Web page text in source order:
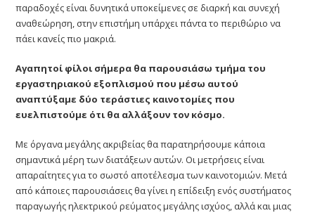
παραδοχές είναι δυνητικά υποκείμενες σε διαρκή και συνεχή
αναθεώρηση, στην επιστήμη υπάρχει πάντα το περιθώριο να
πάει κανείς πιο μακριά.
Αγαπητοί φίλοι σήμερα θα παρουσιάσω τμήμα του
εργαστηριακού εξοπλισμού που μέσω αυτού
αναπτύξαμε δύο τεράστιες καινοτομίες που
ευελπιστούμε ότι θα αλλάξουν τον κόσμο.
Με όργανα μεγάλης ακριβείας θα παρατηρήσουμε κάποια
σημαντικά μέρη των διατάξεων αυτών. Οι μετρήσεις είναι
απαραίτητες για το σωστό αποτέλεσμα των καινοτομιών. Μετά
από κάποιες παρουσιάσεις θα γίνει η επίδειξη ενός συστήματος
παραγωγής ηλεκτρικού ρεύματος μεγάλης ισχύος, αλλά και μιας